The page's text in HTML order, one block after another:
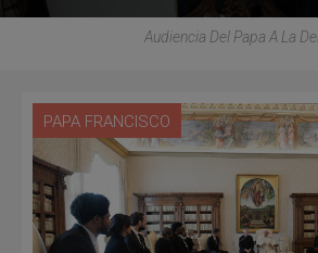
Audiencia Del Papa A La
PAPA FRANCISCO